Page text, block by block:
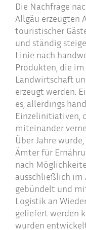
Die Nachfrage
Allgäu erzeugten
touristischer
und ständig
Linie nach
Produkten, die
Landwirtschaft
erzeugt werden.
es, allerdings
Einzelinitiativen,
miteinander
Über Jahre
Ämter für
nach
ausschließlich im
gebündelt und
Logistik an
geliefert werden
wurden